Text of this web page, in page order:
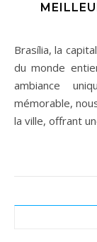
Brasília, la capitale futuriste du Brésil, attire des voyageurs
du monde
ambiance
mémorable,
la ville, offrant